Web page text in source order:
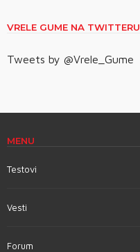
VRELE GUME NA TWITTERU
Tweets by @Vrele_Gume
MENU
Testovi
Vesti
Forum